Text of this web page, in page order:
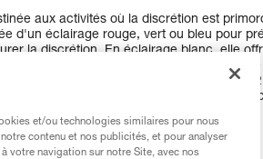
aux activités où la discrétion est
d'un éclairage rouge, vert ou bleu pour
la discrétion. En éclairage blanc, elle
large procure un éclairage de
déplacements. Livrée avec trois piles, ARIA
rechargeable CORE, grâce à la
Trouvez un revendeur
et/ou technologies similaires pour nous
contenu et nos publicités, et pour analyser
votre navigation sur notre Site, avec nos